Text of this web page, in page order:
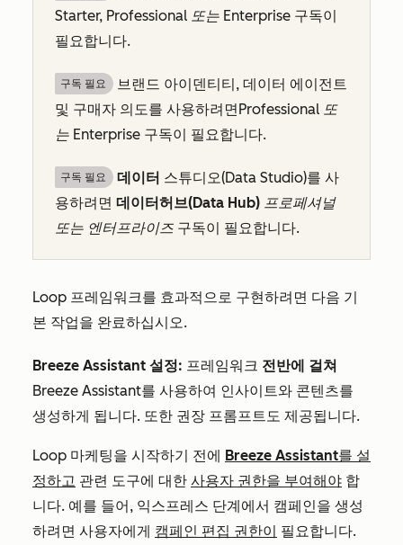
Starter, Professional 또는 Enterprise 구독이
필요합니다.
구독 필요
브랜드 아이덴티티, 데이터 에이전트
및 구매자 의도를 사용하려면Professional 또
는 Enterprise 구독이 필요합니다.
구독 필요 데이터 스튜디오(Data Studio)를 사
용하려면 데이터허브(Data Hub) 프로페셔널
또는 엔터프라이즈 구독이 필요합니다.
Loop 프레임워크를 효과적으로 구현하려면 다음 기
본 작업을 완료하십시오.
Breeze Assistant 설정: 프레임워크 전반에 걸쳐
Breeze Assistant를 사용하여 인사이트와 콘텐츠를
생성하게 됩니다. 또한 권장 프롬프트도 제공됩니다.
Loop 마케팅을 시작하기 전에 Breeze Assistant를 설
정하고 관련 도구에 대한 사용자 권한을 부여해야 합
니다. 예를 들어, 익스프레스 단계에서 캠페인을 생성
하려면 사용자에게 캠페인 편집 권한이 필요합니다.